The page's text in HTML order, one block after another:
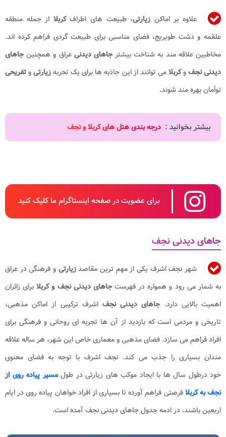
علاوه بر اماکن زیارتی، طبیعت های اطرافکربلا از جمله منطقه
علقمه و دشت طویریج، فضای مناسبی برای طبیعت گردی فراهم کرده اند.
مخاطبین علاقه مند به شناخت بیشترجاهای دیدنیعراق و همچنینجاهای
دیدنی نجفوکربلامی توانند از این جاذبه ها برای یک تجربهزیارتیوتفریحی
توأمان بهره مند شوند.
بیشتر بخوانید : درجه بندی هتل های کربلا و نجف
برای عضویت در صفحه اینستاگرام ما کلیک کنید
جاهای دیدنی نجف
شهر نجف اشرف یکی از مهم ترین مقاصدزیارتی و فرهنگی در عراق
به شمار می رود و همواره در فهرستجاهای دیدنی نجف و کربلابرای زائران
اهمیت بالایی دارد.جاهای دیدنی نجف اشرف ترکیبی از اماکن مذهبی،
تاریخی و مردمی است که بازدید از آن ها تجربه ای روحانی و فرهنگی برای
افراد فراهم می سازد. فضای مذهبی و معماری خاص این شهر، هر ساله علاقه
مندان بسیاری را جذب می کند. نجف اشرف با توجه به فضای معنوی
خود درطول سال ها با ایجاد موکب های زیارتی در طولمسیر پیاده روی از
نجف به کربلافرصتی فراهم آورده تا بسیاری از افراد خواهان پیاده روی در ایام
اربعین باشند. در ادمه جدول جاهای دیدنی نجف آمده است.